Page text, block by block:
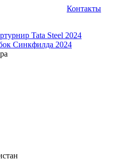
Контакты
Tata Steel 2024
Синкфилда 2024